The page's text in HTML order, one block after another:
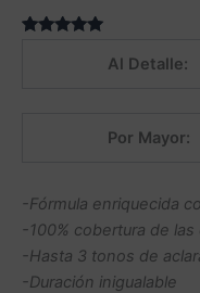
Al Detalle:
Por Mayor:
-Fórmula enriquecida
-100% cobertura de las
-Hasta 3 tonos de
-Duración inigualable